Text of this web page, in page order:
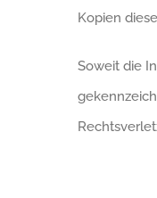
Kopien
Soweit die